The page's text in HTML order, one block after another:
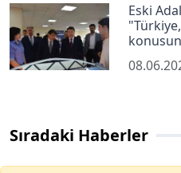
Eski
Sıradaki Haberler